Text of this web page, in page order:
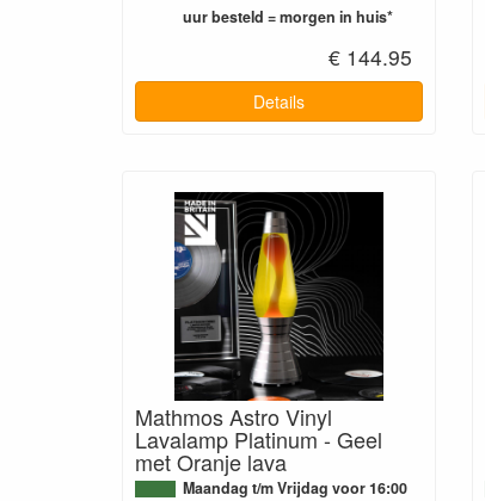
uur besteld = morgen in huis*
€ 144.95
Details
Mathmos Astro Vinyl
Lavalamp Platinum - Geel
met Oranje lava
Maandag t/m Vrijdag voor 16:00